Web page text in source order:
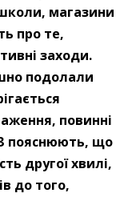
магазини
про те,
заходи.
подолали
повинні
пояснюють, що
другої хвилі,
до того,